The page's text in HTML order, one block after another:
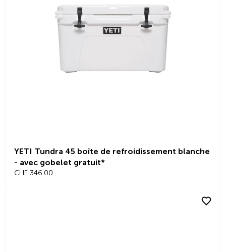
YETI Tundra 45 boîte de refroidissement blanche
- avec gobelet gratuit*
CHF 346.00